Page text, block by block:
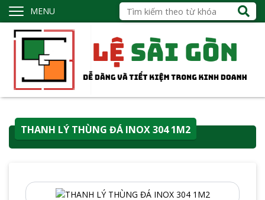
MENU
THANH LÝ THÙNG ĐÁ INOX 304 1M2